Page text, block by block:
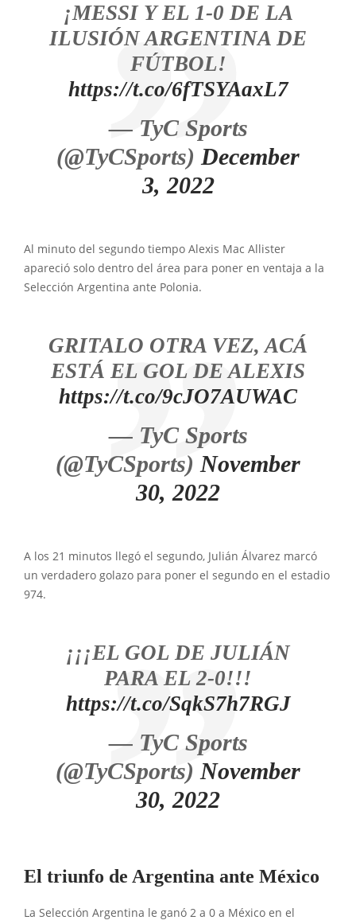
¡MESSI Y EL 1-0 DE LA
ILUSIÓN ARGENTINA DE
FÚTBOL!
https://t.co/6fTSYAaxL7
— TyC Sports
(@TyCSports) December
3, 2022
Al minuto del segundo tiempo Alexis Mac Allister
apareció solo dentro del área para poner en ventaja a la
Selección Argentina ante Polonia.
GRITALO OTRA VEZ, ACÁ
ESTÁ EL GOL DE ALEXIS
https://t.co/9cJO7AUWAC
— TyC Sports
(@TyCSports) November
30, 2022
A los 21 minutos llegó el segundo, Julián Álvarez marcó
un verdadero golazo para poner el segundo en el estadio
974.
¡¡¡EL GOL DE JULIÁN
PARA EL 2-0!!!
https://t.co/SqkS7h7RGJ
— TyC Sports
(@TyCSports) November
30, 2022
El triunfo de Argentina ante México
La Selección Argentina le ganó 2 a 0 a México en el